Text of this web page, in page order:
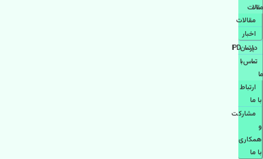
مقالات
مقالات
اخبار
دپارتمانIPD
تماس با
ما
ارتباط
با ما
مشاركت
و
همكاری
با ما